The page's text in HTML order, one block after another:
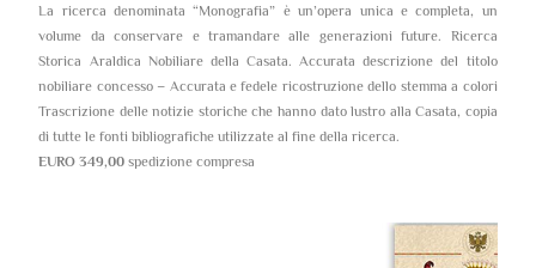
La ricerca denominata “Monografia” è un’opera unica e completa, un
volume da conservare e tramandare alle generazioni future. Ricerca
Storica Araldica Nobiliare della Casata. Accurata descrizione del titolo
nobiliare concesso – Accurata e fedele ricostruzione dello stemma a colori
Trascrizione delle notizie storiche che hanno dato lustro alla Casata, copia
di tutte le fonti bibliografiche utilizzate al fine della ricerca.
EURO 349,00 spedizione compresa